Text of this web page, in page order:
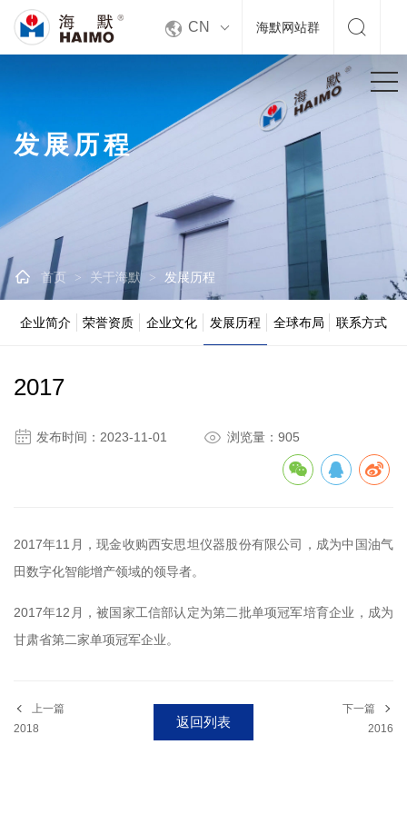
 CN 海默网站群 
发展历程
 首页 > 关于海默 > 发展历程
企业简介 荣誉资质 企业文化 发展历程 全球布局 联系方式
2017
 发布时间：2023-11-01  浏览量：905
2017年11月，现金收购西安思坦仪器股份有限公司，成为中国油气
田数字化智能增产领域的领导者。
2017年12月，被国家工信部认定为第二批单项冠军培育企业，成为
甘肃省第二家单项冠军企业。
上一篇
2018
返回列表
下一篇
2016